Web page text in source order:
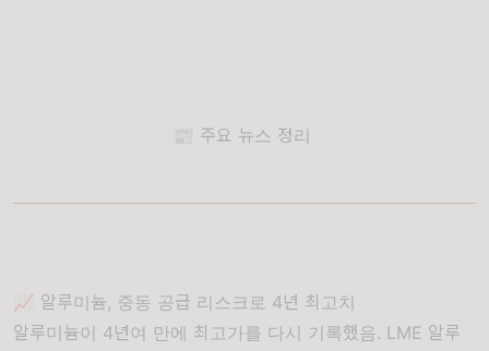
📰 주요 뉴스 정리
📈 알루미늄, 중동 공급 리스크로 4년 최고치
알루미늄이 4년여 만에 최고가를 다시 기록했음. LME 알루